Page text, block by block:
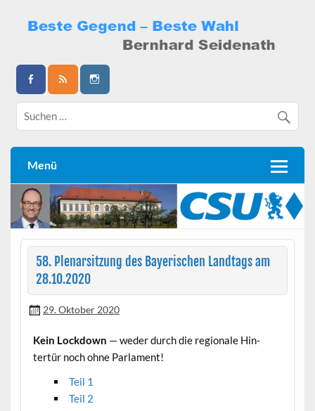
content
Bernhard Seidenath
Menü
58. Plenarsitzung des Bayerischen Landtags am
28.10.2020
29. Oktober 2020
Kein Lock­down — wed­er durch die regionale Hin­
tertür noch ohne Parlament!
Teil 1
Teil 2